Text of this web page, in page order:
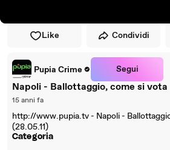
Like Condividi
Pupia Crime Segui
Napoli - Ballottaggio, come si vota
15 anni fa
http://www.pupia.tv - Napoli -
(28.05.11)
Categoria